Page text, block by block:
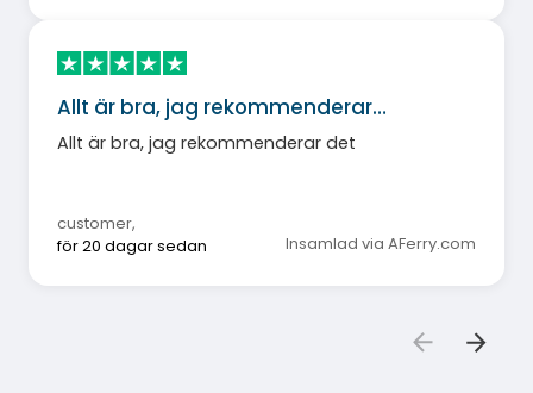
Allt är bra, jag rekommenderar…
Allt är bra, jag rekommenderar det
customer,
för 20 dagar sedan
Insamlad via AFerry.com